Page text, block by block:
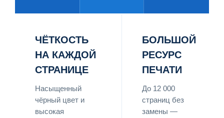
ЧЁТКОСТЬ
НА КАЖДОЙ
СТРАНИЦЕ
Насыщенный
чёрный цвет и
высокая
БОЛЬШОЙ
РЕСУРС
ПЕЧАТИ
До 12 000
страниц без
замены —